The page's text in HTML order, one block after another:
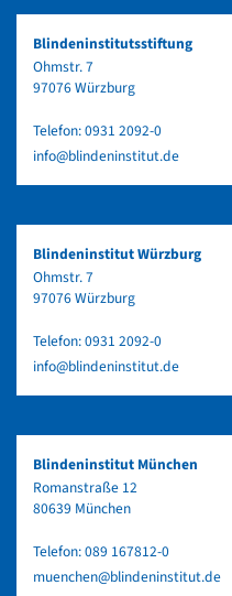
Blindeninstitutsstiftung
Ohmstr. 7
97076 Würzburg
Telefon:0931 2092-0
info@blindeninstitut.de
Blindeninstitut Würzburg
Ohmstr. 7
97076 Würzburg
Telefon:0931 2092-0
info@blindeninstitut.de
Blindeninstitut München
Romanstraße 12
80639 München
Telefon:089 167812-0
muenchen@blindeninstitut.de